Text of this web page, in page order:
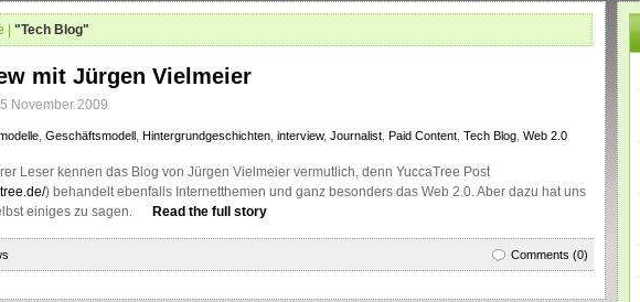
"Tech Blog"
mit Jürgen Vielmeier
November 2009
Geschäftsmodell Hintergrundgeschichten interview, Journalist Paid Content Tech Blog Web 2.0
Leser kennen das Blog von Jürgen Vielmeier vermutlich, denn YuccaTree Post
) behandelt ebenfalls Internetthemen und ganz besonders das Web 2.0. Aber dazu hat uns
einiges zu sagen.
Read the full story
Comments (0)